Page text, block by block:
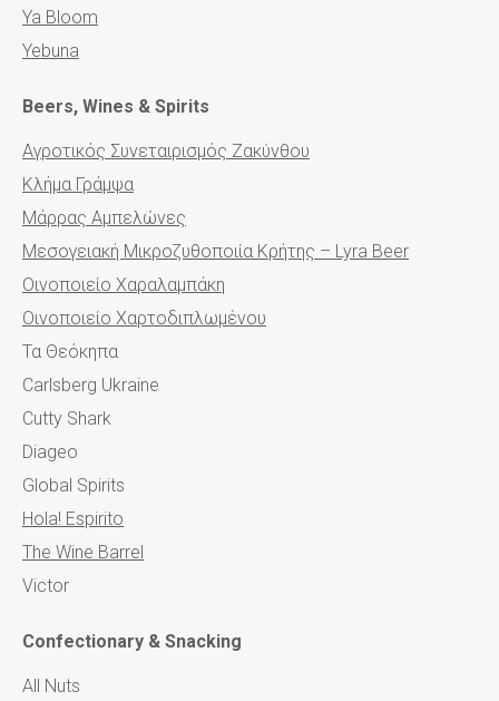
Ya Bloom
Yebuna
Beers, Wines & Spirits
Αγροτικός Συνεταιρισμός Ζακύνθου
Κλήμα Γράμψα
Μάρρας Αμπελώνες
Μεσογειακή Μικροζυθοποιία Κρήτης – Lyra Beer
Οινοποιείο Χαραλαμπάκη
Οινοποιείο Χαρτοδιπλωμένου
Τα Θεόκηπα
Carlsberg Ukraine
Cutty Shark
Diageo
Global Spirits
Hola! Espirito
The Wine Barrel
Victor
Confectionary & Snacking
All Nuts